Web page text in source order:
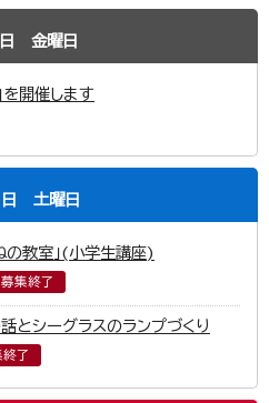
日 金曜日
を開催します
日 土曜日
の教室」(小学生講座)
募集終了
とシーグラスのランプづくり
終了